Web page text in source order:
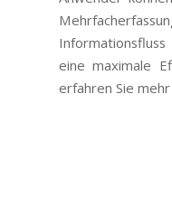
eine maximale
erfahren Sie